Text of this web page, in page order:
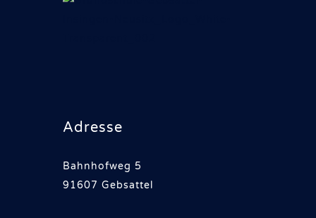
Adresse
Bahnhofweg 5
91607 Gebsattel